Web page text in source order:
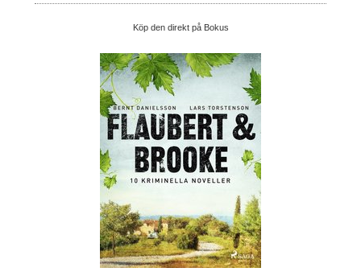
Köp den direkt på Bokus